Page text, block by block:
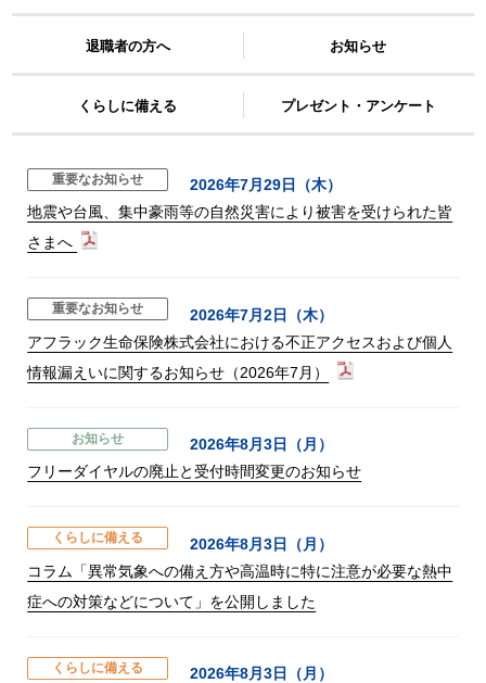
退職者の方へ お知らせ
くらしに備える プレゼント・アンケート
重要なお知らせ
2026年7月29日（木）
地震や台風、集中豪雨等の自然災害により被害を受けられた皆
さまへ
重要なお知らせ
2026年7月2日（木）
アフラック生命保険株式会社における不正アクセスおよび個人
情報漏えいに関するお知らせ（2026年7月）
お知らせ
2026年8月3日（月）
フリーダイヤルの廃止と受付時間変更のお知らせ
くらしに備える
2026年8月3日（月）
コラム「異常気象への備え方や高温時に特に注意が必要な熱中
症への対策などについて」を公開しました
くらしに備える
2026年8月3日（月）